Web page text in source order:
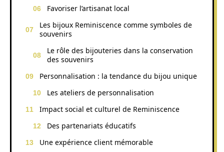
Favoriser l’artisanat local
Les bijoux Reminiscence comme symboles de
souvenirs
Le rôle des bijouteries dans la conservation
des souvenirs
Personnalisation : la tendance du bijou unique
Les ateliers de personnalisation
Impact social et culturel de Reminiscence
Des partenariats éducatifs
Une expérience client mémorable